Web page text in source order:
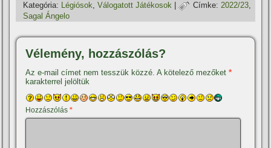
Kategória: Légiósok,Válogatott Játékosok | Címke: 2022/23,
Sagal Ángelo
Vélemény, hozzászólás?
Az e-mail címet nem tesszük közzé. A kötelező mezőket*
karakterrel jelöltük
Hozzászólás*